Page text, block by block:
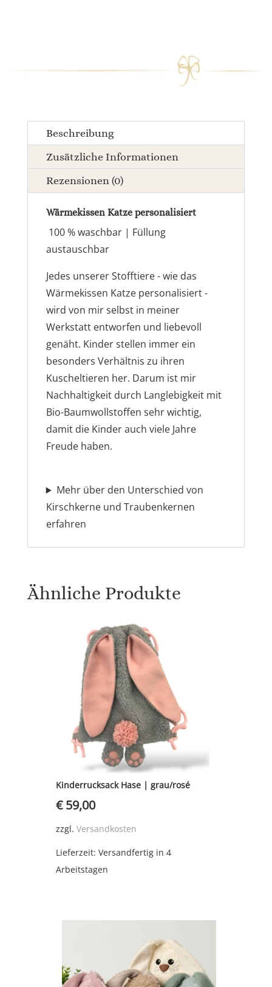
Beschreibung
Zusätzliche Informationen
Rezensionen (0)
Wärmekissen Katze personalisiert
100 % waschbar | Füllung
austauschbar
Jedes unserer Stofftiere - wie das
Wärmekissen Katze personalisiert -
wird von mirselbstin meiner
Werkstatt entworfen und liebevoll
genäht. Kinder stellen immer ein
besonders Verhältnis zu ihren
Kuscheltieren her. Darum ist mir
Nachhaltigkeit durch Langlebigkeitmit
Bio-Baumwollstoffen sehr wichtig,
damit die Kinder auch viele Jahre
Freudehaben.
Mehr über den Unterschied von
Kirschkerne und Traubenkernen
erfahren
Ähnliche Produkte
Kinderrucksack Hase | grau/rosé
€59,00
zzgl. Versandkosten
Lieferzeit: Versandfertig in 4
Arbeitstagen